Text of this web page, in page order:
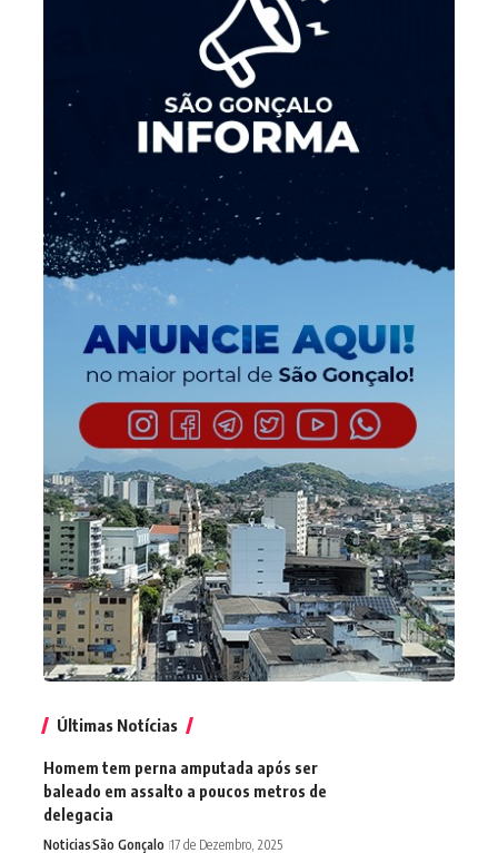
Últimas Notícias
Homem tem perna amputada após ser
baleado em assalto a poucos metros de
delegacia
NoticiasSão Gonçalo 17 de Dezembro, 2025